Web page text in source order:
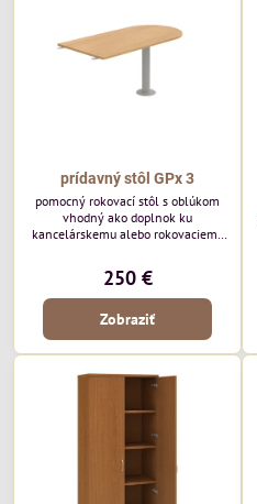
prídavný stôl GPx 3
pomocný rokovací stôl s oblúkom
vhodný ako doplnok ku
kancelárskemu alebo rokovaciemu
kovová nastaviteľná noha v sivej
alebo čiernej farbe.
250 €
Zobraziť